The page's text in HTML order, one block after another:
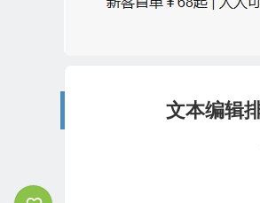
文本编辑